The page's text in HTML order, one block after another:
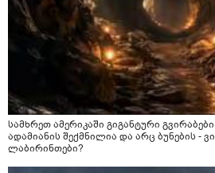
სამხრეთ ამერიკაში გიგანტური
ადამიანის შექმნილია და არც ბუნების -
ლაბირინთები?